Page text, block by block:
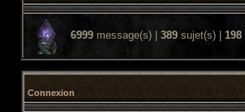
6999 message(s) | 389 sujet(s) | 198
Connexion